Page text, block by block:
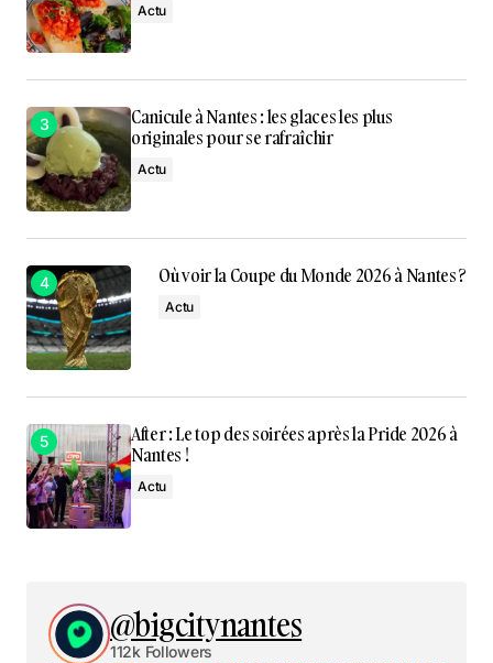
Actu
Canicule à Nantes : les glaces les plus
originales pour se rafraîchir
Actu
Où voir la Coupe du Monde 2026 à Nantes ?
Actu
After : Le top des soirées après la Pride 2026 à
Nantes !
Actu
@bigcitynantes
112k Followers